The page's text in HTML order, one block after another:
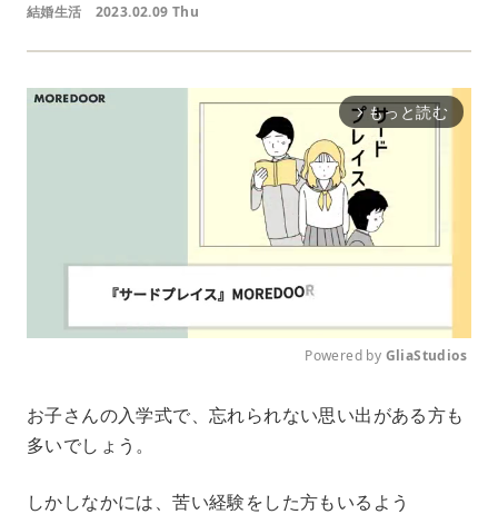
結婚生活 2023.02.09 Thu
arrow_forward_ios もっと読む
u
Powered by GliaStudios
お子さんの入学式で、忘れられない思い出がある方も
多いでしょう。
しかしなかには、苦い経験をした方もいるよう